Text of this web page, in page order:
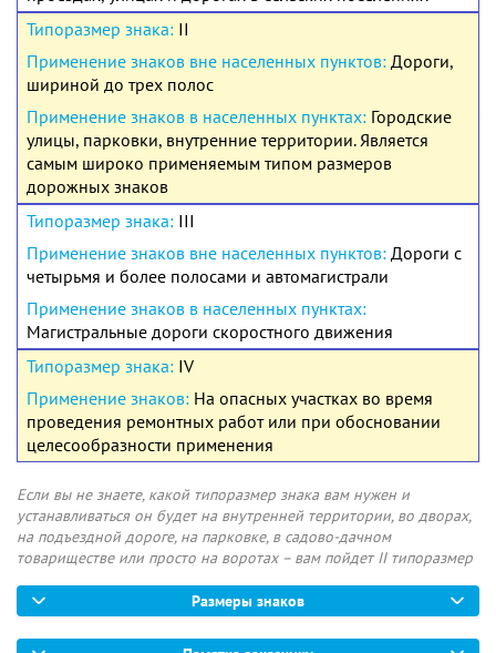
II
Дороги,
шириной до трех полос
Городские
улицы, парковки, внутренние территории. Является
самым широко применяемым типом размеров
дорожных знаков
III
Дороги с
четырьмя и более полосами и автомагистрали
Магистральные дороги скоростного движения
IV
На опасных участках во время
проведения ремонтных работ или при обосновании
целесообразности применения
Если вы не знаете, какой типоразмер знака вам нужен и
устанавливаться он будет на внутренней территории, во дворах,
на подъездной дороге, на парковке, в садово-дачном
товариществе или просто на воротах – вам пойдет II типоразмер
Размеры знаков